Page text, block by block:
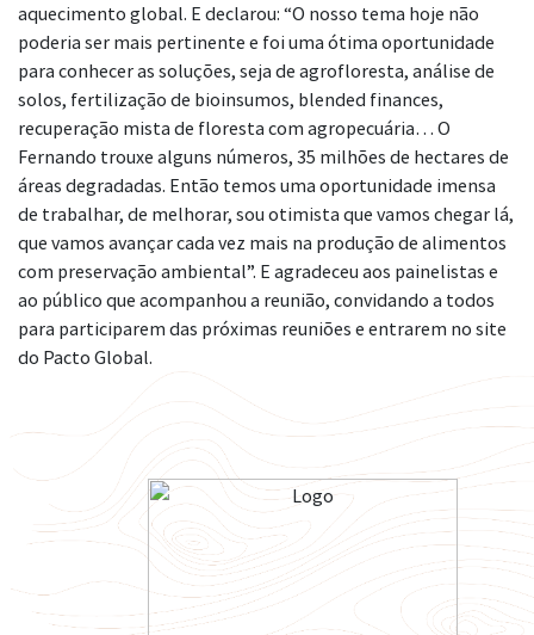
aquecimento global. E declarou: “O nosso tema hoje não
poderia ser mais pertinente e foi uma ótima oportunidade
para conhecer as soluções, seja de agrofloresta, análise de
solos, fertilização de bioinsumos, blended finances,
recuperação mista de floresta com agropecuária… O
Fernando trouxe alguns números, 35 milhões de hectares de
áreas degradadas. Então temos uma oportunidade imensa
de trabalhar, de melhorar, sou otimista que vamos chegar lá,
que vamos avançar cada vez mais na produção de alimentos
com preservação ambiental”. E agradeceu aos painelistas e
ao público que acompanhou a reunião, convidando a todos
para participarem das próximas reuniões e entrarem no site
do Pacto Global.